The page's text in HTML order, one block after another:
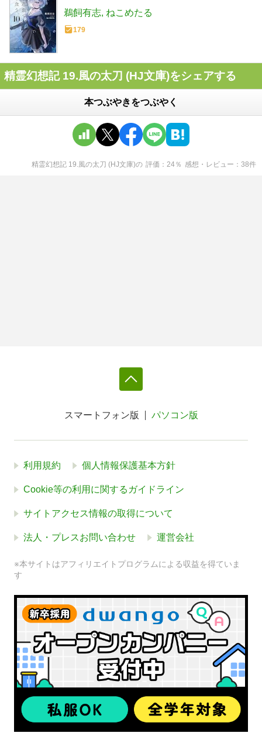
鵜飼有志 ねこめたる
179
精霊幻想記 19.風の太刀 (HJ文庫)をシェアする
本つぶやきをつぶやく
精霊幻想記 19.風の太刀 (HJ文庫)の 評価 24％ 感想・レビュー 38件
スマートフォン版 パソコン版
利用規約 個人情報保護基本方針
Cookie等の利用に関するガイドライン
サイトアクセス情報の取得について
法人・プレスお問い合わせ 運営会社
※本サイトはアフィリエイトプログラムによる収益を得ていま
す